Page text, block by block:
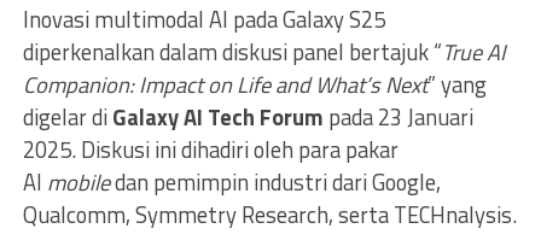
Inovasi multimodal AI pada Galaxy S25
diperkenalkan dalam diskusi panel bertajuk “True AI
Companion: Impact on Life and What’s Next” yang
digelar diGalaxy AI Tech Forum pada 23 Januari
2025. Diskusi ini dihadiri oleh para pakar
AI mobiledan pemimpin industri dari Google,
Qualcomm, Symmetry Research, serta TECHnalysis.